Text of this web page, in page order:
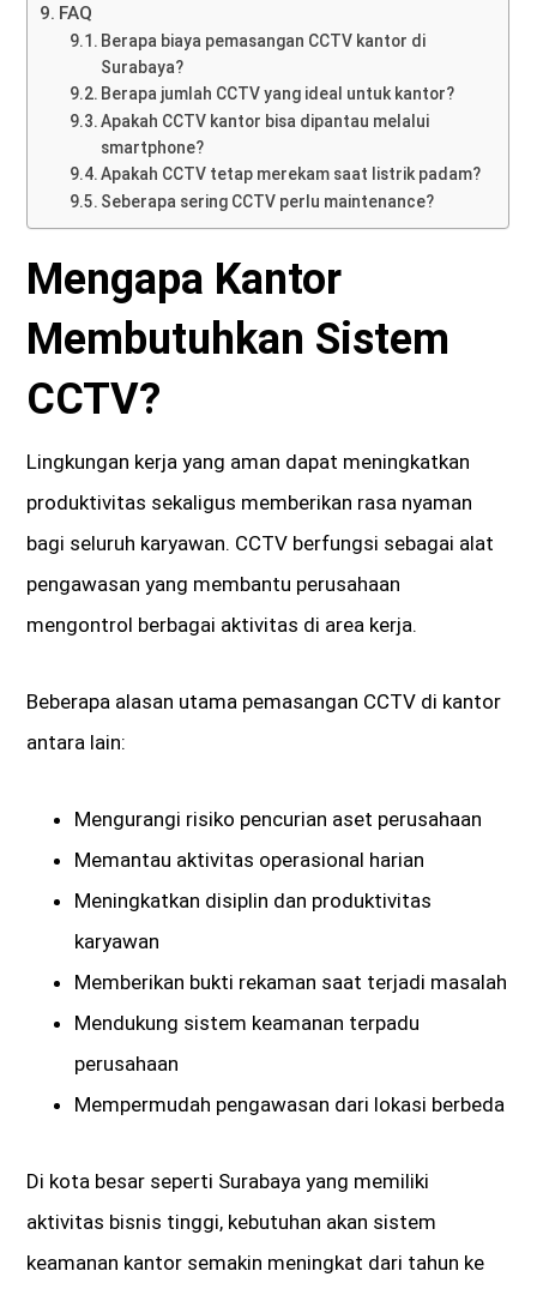
FAQ
Berapa biaya pemasangan CCTV kantor di
Surabaya?
Berapa jumlah CCTV yang ideal untuk kantor?
Apakah CCTV kantor bisa dipantau melalui
smartphone?
Apakah CCTV tetap merekam saat listrik padam?
Seberapa sering CCTV perlu maintenance?
Mengapa Kantor
Membutuhkan Sistem
CCTV?
Lingkungan kerja yang aman dapat meningkatkan
produktivitas sekaligus memberikan rasa nyaman
bagi seluruh karyawan. CCTV berfungsi sebagai alat
pengawasan yang membantu perusahaan
mengontrol berbagai aktivitas di area kerja.
Beberapa alasan utama pemasangan CCTV di kantor
antara lain:
Mengurangi risiko pencurian aset perusahaan
Memantau aktivitas operasional harian
Meningkatkan disiplin dan produktivitas
karyawan
Memberikan bukti rekaman saat terjadi masalah
Mendukung sistem keamanan terpadu
perusahaan
Mempermudah pengawasan dari lokasi berbeda
Di kota besar seperti Surabaya yang memiliki
aktivitas bisnis tinggi, kebutuhan akan sistem
keamanan kantor semakin meningkat dari tahun ke